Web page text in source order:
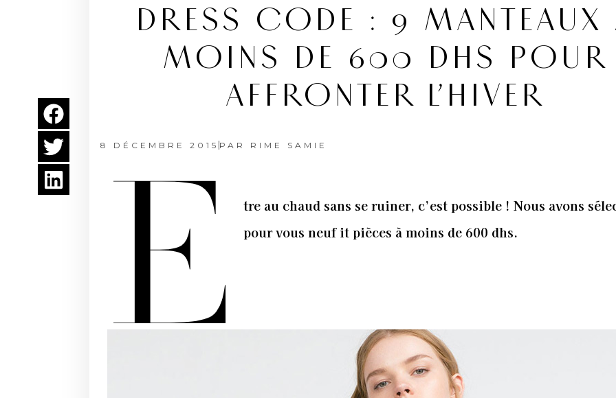
DRESS CODE : 9 MANTEAUX
MOINS DE 600 DHS POUR
AFFRONTER L’HIVER
8 DÉCEMBRE 2015 PAR RIME SAMIE
E
tre au chaud sans se ruiner, c’est possible ! Nous avons
pour vous neuf it pièces à moins de 600 dhs.